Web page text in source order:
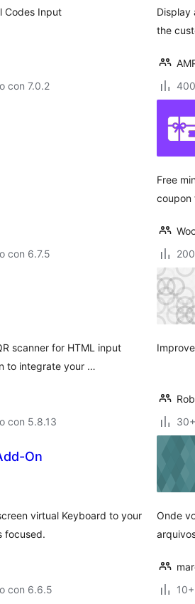
Codes Input
con 7.0.2
Display
the
con 6.7.5
Free
coupon
scanner for HTML input
to integrate your …
con 5.8.13
On
virtual Keyboard to your
focused.
con 6.6.5
Onde